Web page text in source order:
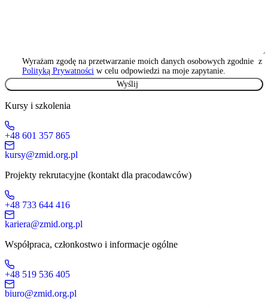
Wyrażam zgodę na przetwarzanie moich danych osobowych zgodnie z
Polityką Prywatności w celu odpowiedzi na moje zapytanie.
Kursy i szkolenia
+48 601 357 865
kursy@zmid.org.pl
Projekty rekrutacyjne (kontakt dla pracodawców)
+48 733 644 416
kariera@zmid.org.pl
Współpraca, członkostwo i informacje ogólne
+48 519 536 405
biuro@zmid.org.pl